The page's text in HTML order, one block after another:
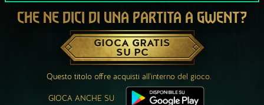
CHE NE DICI DI UNA PARTITA A GWENT?
GIOCA GRATIS
SU PC
Questo titolo offre acquisti all'interno del gioco.
GIOCA ANCHE SU